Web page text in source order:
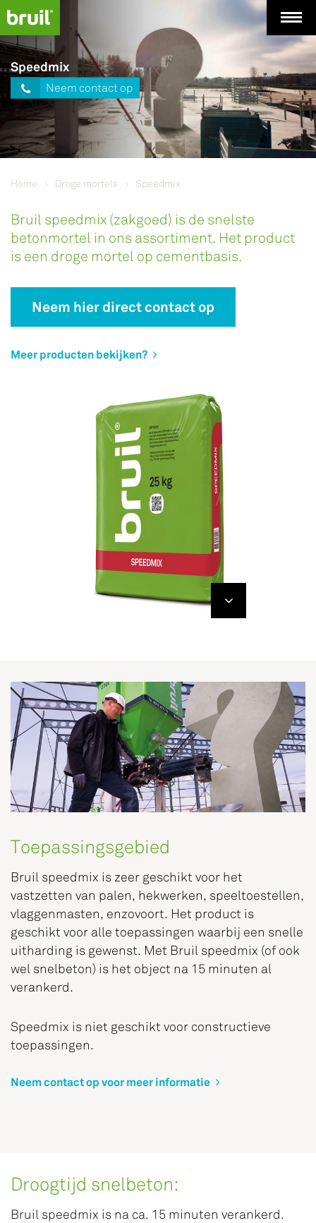
Speedmix
Neem contact op
Home Droge mortels Speedmix
Bruil speedmix (zakgoed) is de snelste
betonmortel in ons assortiment. Het product
is een droge mortel op cementbasis.
Neem hier direct contact op
Meer producten bekijken?
Toepassingsgebied
Bruil speedmix is zeer geschikt voor het
vastzetten van palen, hekwerken, speeltoestellen,
vlaggenmasten, enzovoort. Het product is
geschikt voor alle toepassingen waarbij een snelle
uitharding is gewenst. Met Bruil speedmix (of ook
wel snelbeton) is het object na 15 minuten al
verankerd.
Speedmix is niet geschikt voor constructieve
toepassingen.
Neem contact op voor meer informatie
Droogtijd snelbeton:
Bruil speedmix is na ca. 15 minuten verankerd.